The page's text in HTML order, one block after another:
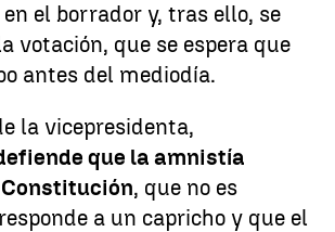
el borrador y, tras ello, se
votación, que se espera que
antes del mediodía.
la vicepresidenta,
que la amnistía
, que no es
a un capricho y que el